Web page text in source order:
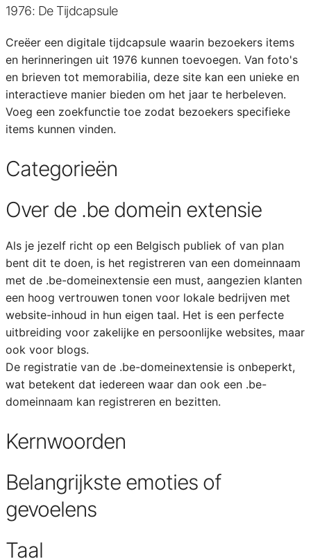
1976: De Tijdcapsule
Creëer een digitale tijdcapsule waarin bezoekers items
en herinneringen uit 1976 kunnen toevoegen. Van foto's
en brieven tot memorabilia, deze site kan een unieke en
interactieve manier bieden om het jaar te herbeleven.
Voeg een zoekfunctie toe zodat bezoekers specifieke
items kunnen vinden.
Categorieën
Over de .be domein extensie
Als je jezelf richt op een Belgisch publiek of van plan
bent dit te doen, is het registreren van een domeinnaam
met de .be-domeinextensie een must, aangezien klanten
een hoog vertrouwen tonen voor lokale bedrijven met
website-inhoud in hun eigen taal. Het is een perfecte
uitbreiding voor zakelijke en persoonlijke websites, maar
ook voor blogs.
De registratie van de .be-domeinextensie is onbeperkt,
wat betekent dat iedereen waar dan ook een .be-
domeinnaam kan registreren en bezitten.
Kernwoorden
Belangrijkste emoties of
gevoelens
Taal